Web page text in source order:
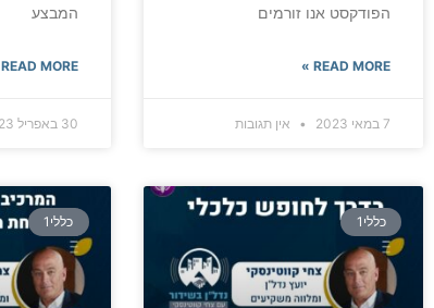
הפודקסט אנו זורמים
READ MORE »
7 במאי 2023 אין תגובות
המבצע
READ MORE »
30 באפריל 2023
כללי1 כללי1